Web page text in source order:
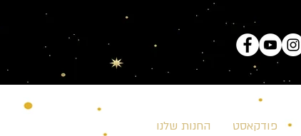
פודקאסט החנות שלנו